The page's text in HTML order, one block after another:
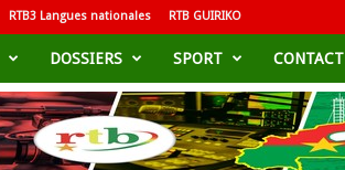
RTB3 Langues nationales RTB GUIRIKO
DOSSIERS SPORT CONTACT